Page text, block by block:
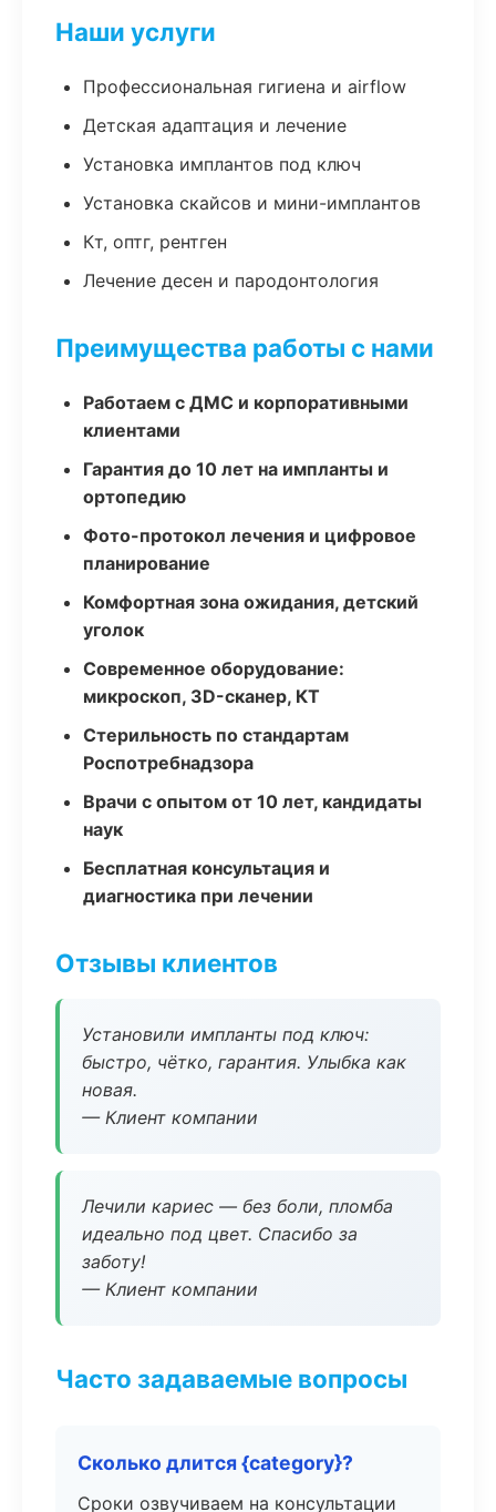
Наши услуги
Профессиональная гигиена и airflow
Детская адаптация и лечение
Установка имплантов под ключ
Установка скайсов и мини-имплантов
Кт, оптг, рентген
Лечение десен и пародонтология
Преимущества работы с нами
Работаем с ДМС и корпоративными
клиентами
Гарантия до 10 лет на импланты и
ортопедию
Фото-протокол лечения и цифровое
планирование
Комфортная зона ожидания, детский
уголок
Современное оборудование:
микроскоп, 3D-сканер, КТ
Стерильность по стандартам
Роспотребнадзора
Врачи с опытом от 10 лет, кандидаты
наук
Бесплатная консультация и
диагностика при лечении
Отзывы клиентов
Установили импланты под ключ:
быстро, чётко, гарантия. Улыбка как
новая.
— Клиент компании
Лечили кариес — без боли, пломба
идеально под цвет. Спасибо за
заботу!
— Клиент компании
Часто задаваемые вопросы
Сколько длится {category}?
Сроки озвучиваем на консультации